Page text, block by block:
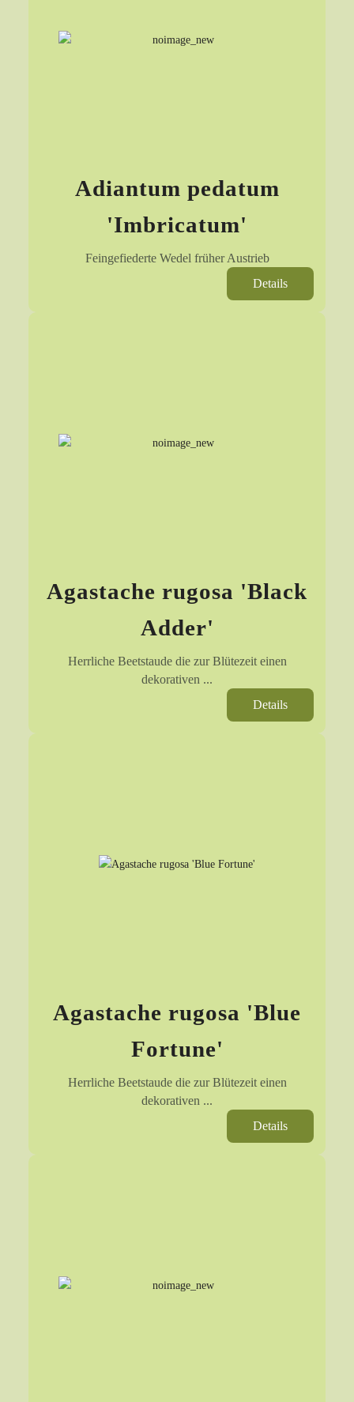
Adiantum pedatum
'Imbricatum'
Feingefiederte Wedel früher Austrieb
Details
Agastache rugosa 'Black
Adder'
Herrliche Beetstaude die zur Blütezeit einen
dekorativen ...
Details
Agastache rugosa 'Blue
Fortune'
Herrliche Beetstaude die zur Blütezeit einen
dekorativen ...
Details